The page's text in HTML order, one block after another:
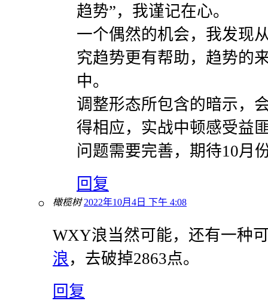
趋势”，我谨记在心。
一个偶然的机会，我发现
究趋势更有帮助，趋势的
中。
调整形态所包含的暗示，
得相应，实战中顿感受益
问题需要完善，期待10月
回复
橄榄树 2022年10月4日 下午 4:08
WXY浪当然可能，还有一种
浪 ，去破掉2863点。
回复